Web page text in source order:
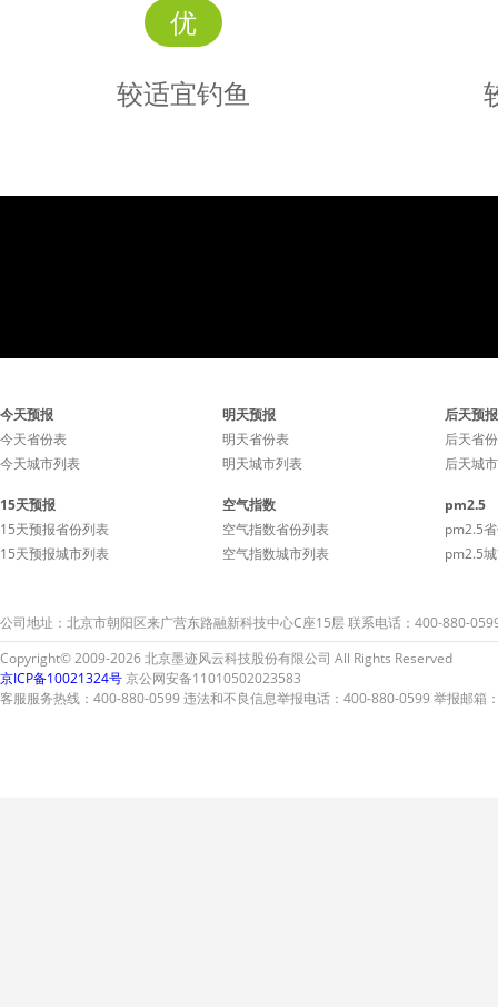
优
较适宜钓鱼
气压小幅波动，可能会影响
鱼儿的进食。
气压小
今天预报
今天省份表
今天城市列表
明天预报
明天省份表
明天城市列表
后天预报
后天省
后天城
15天预报
15天预报省份列表
15天预报城市列表
空气指数
空气指数省份列表
空气指数城市列表
pm2.5
pm2.5
pm2.5
公司地址：北京市朝阳区来广营东路融新科技中心C座15层 联系电话：400-880-
Copyright© 2009-2026 北京墨迹风云科技股份有限公司 All Rights Reserved
京ICP备10021324号京公网安备11010502023583
客服服务热线：400-880-0599 违法和不良信息举报电话：400-880-0599 举报邮箱